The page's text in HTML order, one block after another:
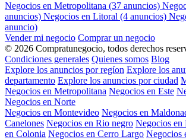
Negocios en Metropolitana (37 anuncios)
anuncios) Negocios en Litoral (4 anuncios)
anuncio)
Vender mi negocio Comprar un negocio
© 2026 Compratunegocio, todos derechos
Condiciones generales Quienes somos Blog
Explore los anuncios por regíon Explore los
departamento Explore los anuncios por ciudad
Negocios en Metropolitana Negocios en Este
Negocios en Norte
Negocios en Montevideo Negocios en
Canelones Negocios en Rio negro Negocios en
en Colonia Negocios en Cerro Largo Negocios